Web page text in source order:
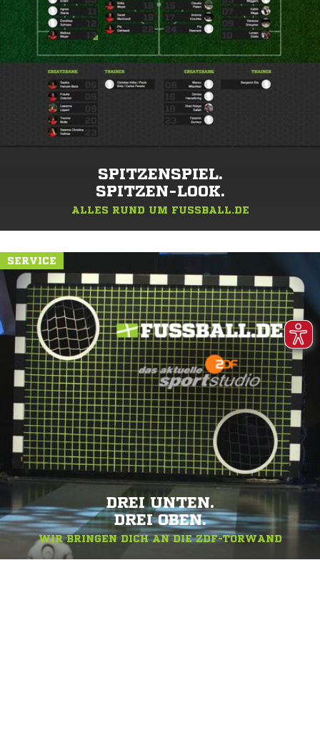
SPITZENSPIEL.
SPITZEN-LOOK.
ALLES RUND UM FUSSBALL.DE
SERVICE
DREI UNTEN.
DREI OBEN.
WIR BRINGEN DICH AN DIE ZDF-TORWAND